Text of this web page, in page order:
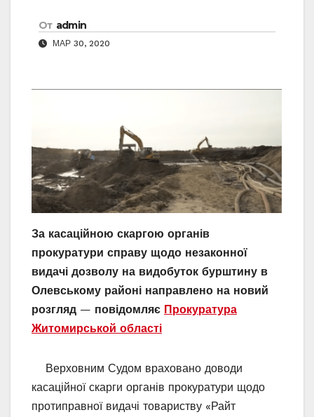
От admin
МАР 30, 2020
За касаційною скаргою органів
прокуратури справу щодо незаконної
видачі дозволу на видобуток бурштину в
Олевському районі направлено на новий
розгляд — повідомляє Прокуратура
Житомирськой області
Верховним Судом враховано доводи
касаційної скарги органів прокуратури щодо
протиправної видачі товариству «Райт